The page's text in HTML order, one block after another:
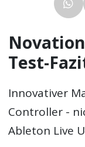
Test-
Innovativer
Controller -
Ableton Live